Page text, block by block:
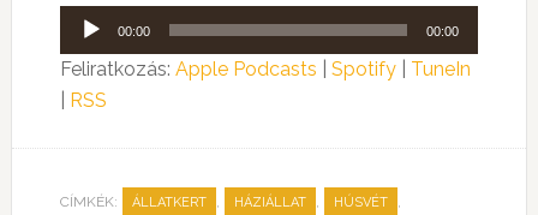
Audió
lejátszó
00:00 00:00
Feliratkozás: Apple Podcasts Spotify| TuneIn
RSS
CÍMKÉK: ÁLLATKERT , HÁZIÁLLAT , HÚSVÉT ,